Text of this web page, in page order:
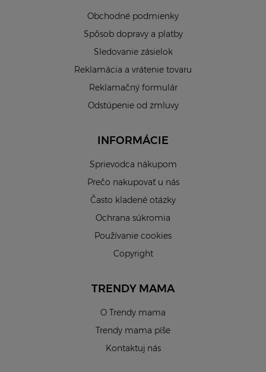
Obchodné podmienky
Spôsob dopravy a platby
Sledovanie zásielok
Reklamácia a vrátenie tovaru
Reklamačný formulár
Odstúpenie od zmluvy
INFORMÁCIE
Sprievodca nákupom
Prečo nakupovať u nás
Často kladené otázky
Ochrana súkromia
Používanie cookies
Copyright
TRENDY MAMA
O Trendy mama
Trendy mama píše
Kontaktuj nás